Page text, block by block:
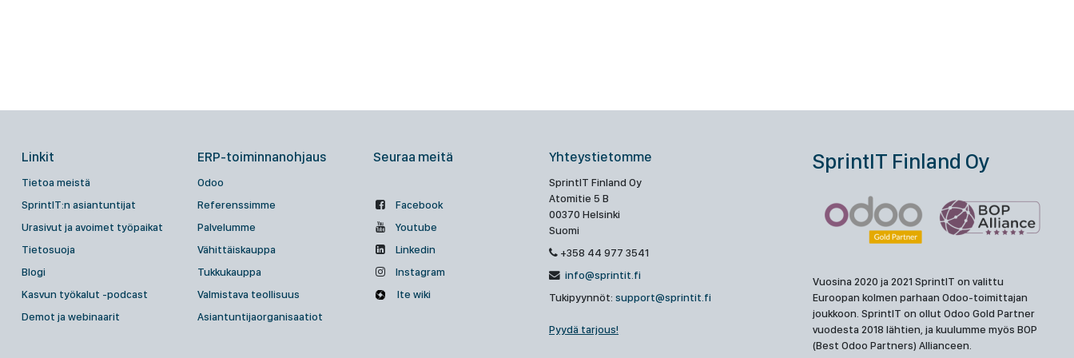
Linkit
Tietoa meistä
SprintIT:n asiantuntijat
Urasivut ja avoimet työpaikat
Tietosuoja
Blogi
Kasvun työkalut -podcast
Demot ja webinaarit
ERP-toiminnanohjaus
Odoo
Referenssimme
Palvelumme
Vähittäiskauppa
Tukkukauppa
Valmistava teollisuus
Asiantuntijaorganisaatiot
Seuraa meitä
Facebook
Youtube
Linkedin
Instagram
Ite wiki
Yhteystietomme
SprintIT Finland Oy
Atomitie 5 B
00370 Helsinki
Suomi
+358 44 977 3541
info@sprintit.fi
Tukipyynnöt: support@sprintit.fi
Pyydä tarjous!
SprintIT Finland Oy
Vuosina 2020 ja 2021 SprintIT on valittu
Euroopan kolmen parhaan Odoo-toimittajan
joukkoon. SprintIT on ollut Odoo Gold Partner
vuodesta 2018 lähtien, ja kuulumme myös BOP
(Best Odoo Partners) Allianceen.